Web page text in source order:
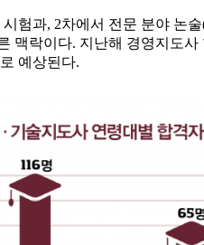
험과, 2차에서 전문 분야 논
락이다. 지난해 경영지도
예상된다.